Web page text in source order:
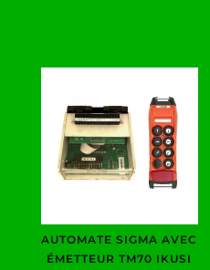
AUTOMATE SIGMA AVEC
ÉMETTEUR TM70 IKUSI